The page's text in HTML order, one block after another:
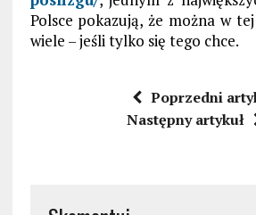
Polsce pokazują, że można w
wiele – jeśli tylko się tego chce.
Poprzedni
Następny artykuł